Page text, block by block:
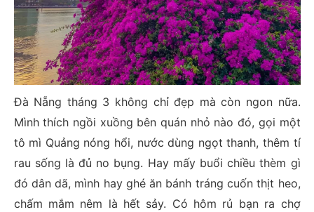
Đà Nẵng tháng 3 không chỉ đẹp mà còn ngon nữa.
Mình thích ngồi xuồng bên quán nhỏ nào đó, gọi một
tô mì Quảng nóng hổi, nước dùng ngọt thanh, thêm tí
rau sống là đủ no bụng. Hay mấy buổi chiều thèm gì
đó dân dã, mình hay ghé ăn bánh tráng cuốn thịt heo,
chấm mắm nêm là hết sảy. Có hôm rủ bạn ra chợ